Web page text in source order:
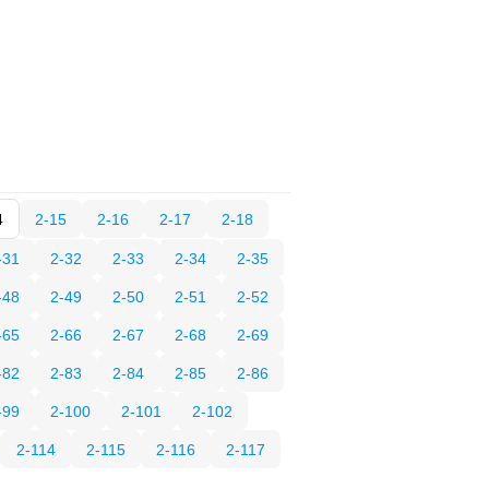
2-15 2-16 2-17 2-18
2-32 2-33 2-34 2-35
2-49 2-50 2-51 2-52
2-66 2-67 2-68 2-69
2-83 2-84 2-85 2-86
2-100 2-101 2-102
2-114 2-115 2-116 2-117